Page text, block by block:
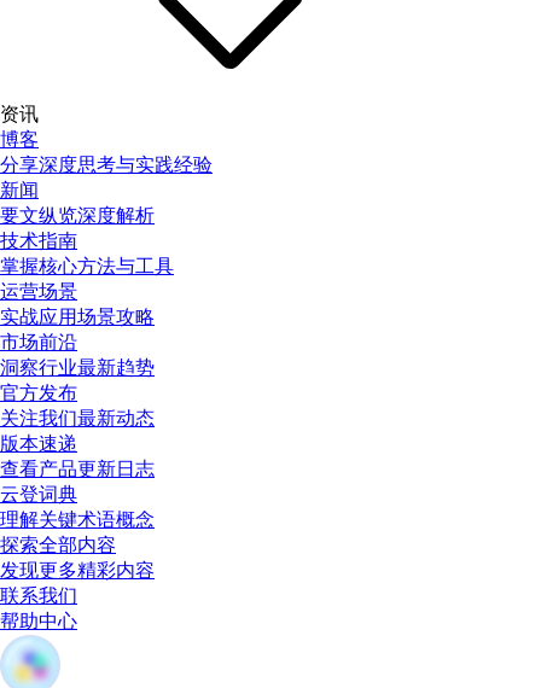
资讯
博客
分享深度思考与实践经验
新闻
要文纵览深度解析
技术指南
掌握核心方法与工具
运营场景
实战应用场景攻略
市场前沿
洞察行业最新趋势
官方发布
关注我们最新动态
版本速递
查看产品更新日志
云登词典
理解关键术语概念
探索全部内容
发现更多精彩内容
联系我们
帮助中心